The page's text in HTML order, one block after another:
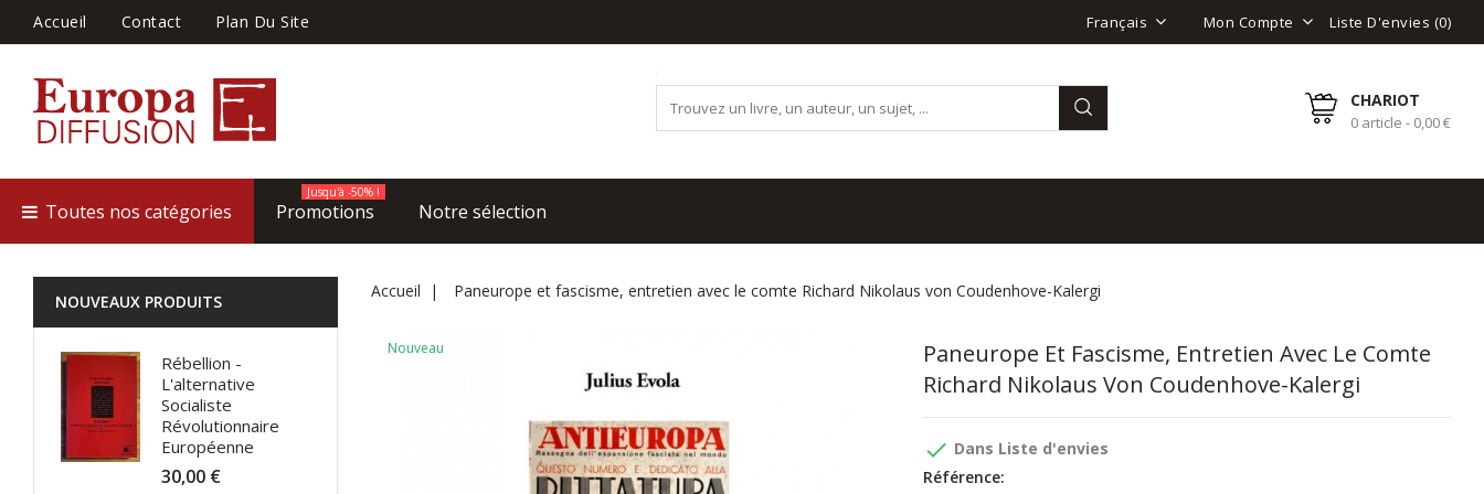
Accueil Contact Plan Du Site Français Mon Compte Liste D'envies (0)
CHARIOT
0 article - 0,00 €
Toutes nos catégories Promotions
Jusqu'à -50% !
Notre sélection
NOUVEAUX PRODUITS
Rébellion -
L'alternative
Socialiste
Révolutionnaire
Européenne
30,00 €
Accueil Paneurope et fascisme, entretien avec le comte Richard Nikolaus von Coudenhove-Kalergi
Nouveau
Paneurope Et Fascisme, Entretien Avec Le Comte
Richard Nikolaus Von Coudenhove-Kalergi
done Dans Liste d'envies
Référence: